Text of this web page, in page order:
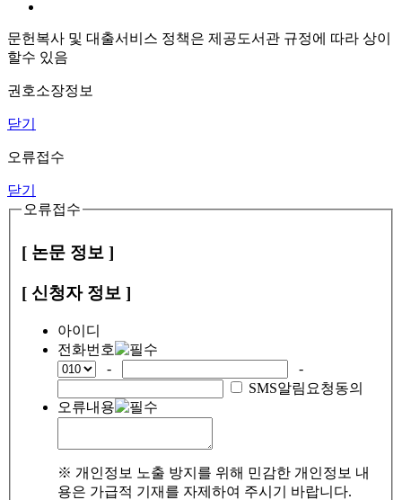
문헌복사 및 대출서비스 정책은 제공도서관 규정에 따라 상이
할수 있음
권호소장정보
닫기
오류접수
닫기
오류접수
[ 논문 정보 ]
[ 신청자 정보 ]
아이디
전화번호
-
-
SMS알림요청동의
오류내용
※ 개인정보 노출 방지를 위해 민감한 개인정보 내
용은 가급적 기재를 자제하여 주시기 바랍니다.